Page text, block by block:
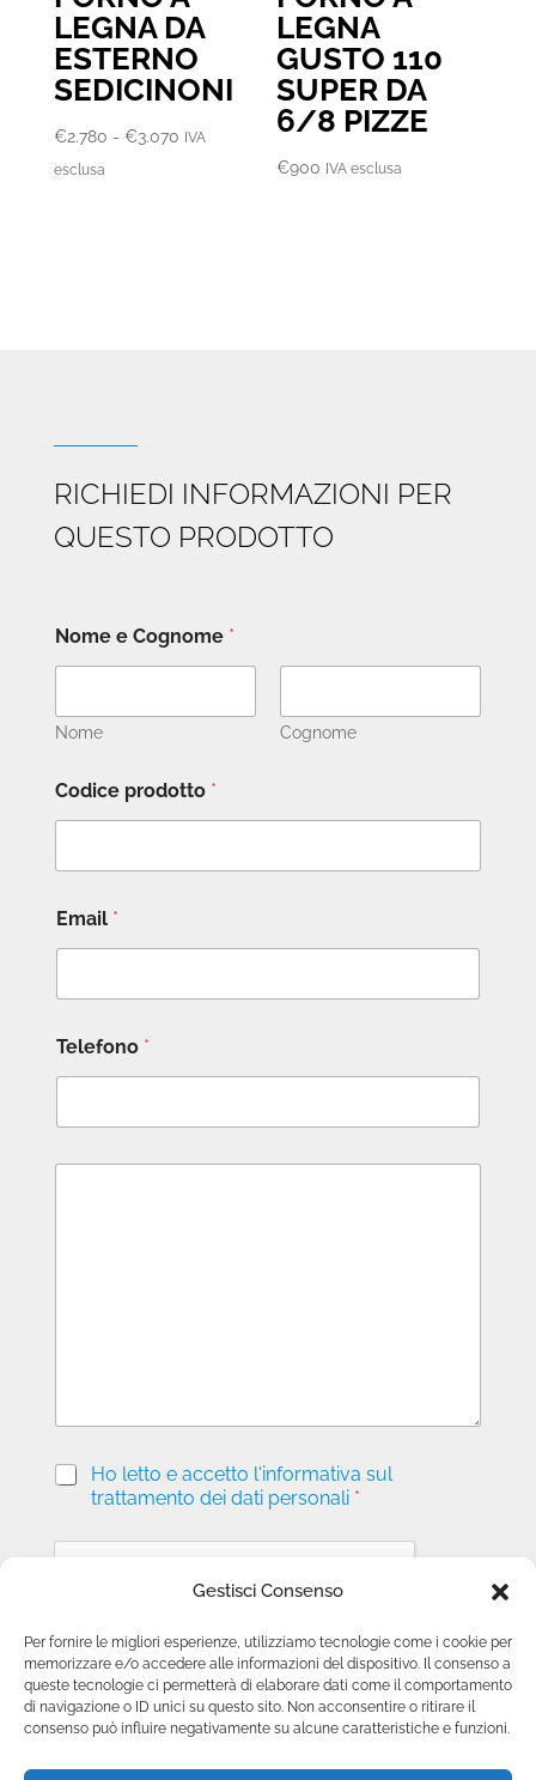
Gestisci Consenso
Per fornire le migliori esperienze, utilizziamo tecnologie come i cookie per
memorizzare e/o accedere alle informazioni del dispositivo. Il consenso a
queste tecnologie ci permetterà di elaborare dati come il comportamento
di navigazione o ID unici su questo sito. Non acconsentire o ritirare il
consenso può influire negativamente su alcune caratteristiche e funzioni.
LEGNA DA
ESTERNO
SEDICINONI
€2.780 - €3.070Fascia
IVA
esclusa
LEGNA
GUSTO 110
SUPER DA
6/8 PIZZE
€900 IVA esclusa
RICHIEDI INFORMAZIONI PER
QUESTO PRODOTTO
Nome e Cognome *
Nome Cognome
Codice prodotto *
Email *
Telefono *
P
v
a
*
Ho letto e accetto l'informativa sul
trattamento dei dati personali *
Invia richiesta